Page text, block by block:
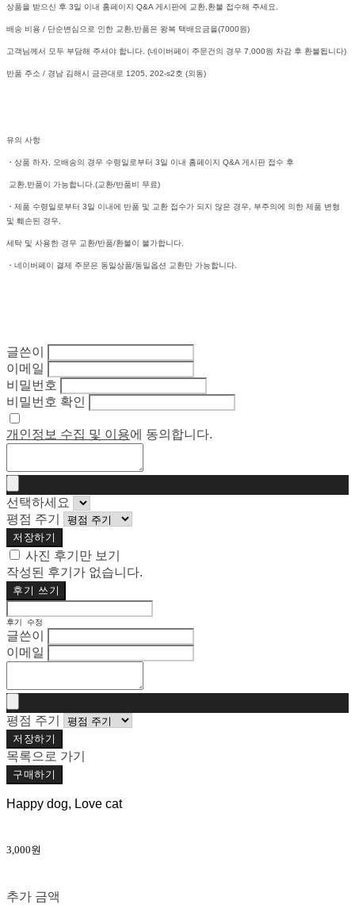
상품을 받으신 후 3일 이내 홈페이지 Q&A 게시판에 교환,환불 접수해 주세요.
배송 비용 / 단순변심으로 인한 교환,반품은 왕복 택배요금을(7000원)
고객님께서 모두 부담해 주셔야 합니다. (네이버페이 주문건의 경우 7,000원 차감 후 환불됩니다)
반품 주소 / 경남 김해시 금관대로 1205, 202-s2호 (외동)
유의 사항
・상품 하자, 오배송의 경우 수령일로부터 3일 이내 홈페이지 Q&A 게시판 접수 후
교환,반품이 가능합니다.(교환/반품비 무료)
・제품 수령일로부터 3일 이내에 반품 및 교환 접수가 되지 않은 경우, 부주의에 의한 제품 변형
및 훼손된 경우,
세탁 및 사용한 경우 교환/반품/환불이 불가합니다.
・네이버페이 결제 주문은 동일상품/동일옵션 교환만 가능합니다.
글쓴이
이메일
비밀번호
비밀번호 확인
개인정보 수집 및 이용에 동의합니다.
선택하세요
평점 주기
저장하기
사진 후기만 보기
작성된 후기가 없습니다.
후기 쓰기
후기 수정
글쓴이
이메일
평점 주기
저장하기
목록으로 가기
구매하기
Happy dog, Love cat
3,000원
추가 금액